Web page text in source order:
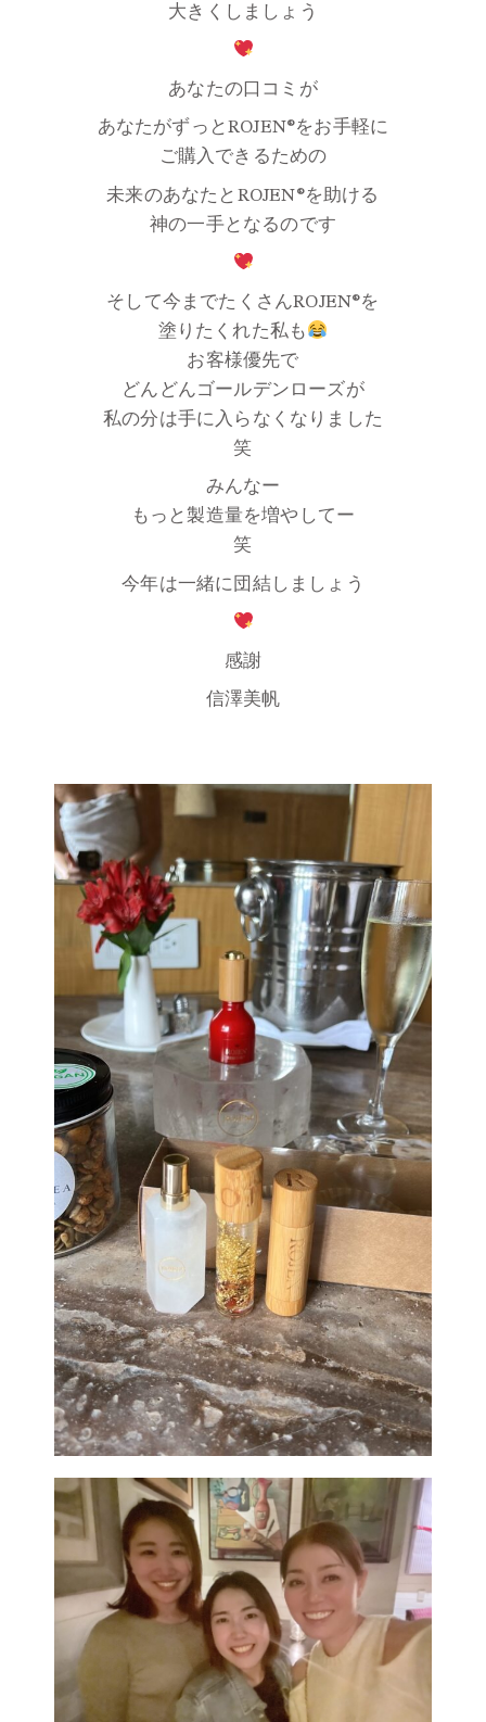
大きくしましょう
あなたの口コミが
あなたがずっとROJEN®をお手軽に
ご購入できるための
未来のあなたとROJEN®を助ける
神の一手となるのです
そして今までたくさんROJEN®を
塗りたくれた私も
お客様優先で
どんどんゴールデンローズが
私の分は手に入らなくなりました
笑
みんなー
もっと製造量を増やしてー
笑
今年は一緒に団結しましょう
感謝
信澤美帆